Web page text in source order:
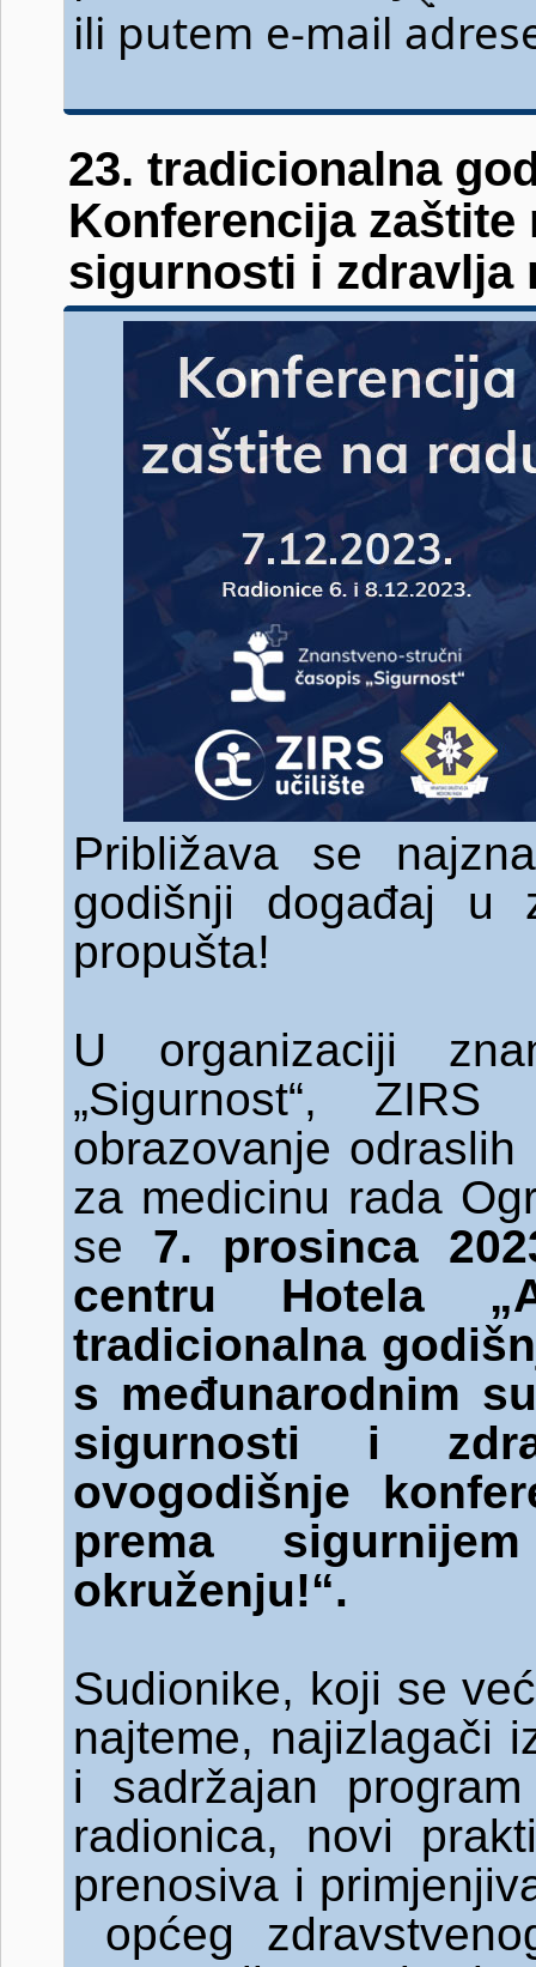
ili putem e-mail
23. tradicionalna
Konferencija zaštite
sigurnosti i zdravlja
Približava se
godišnji događaj
propušta!
U organizaciji
„Sigurnost“,
obrazovanje
za medicinu rada
se 7. prosinca
centru Hotela
tradicionalna
s međunarodnim
sigurnosti i
ovogodišnje
prema
okruženju!“.
Sudionike, koji se
najteme, najizlagači
i sadržajan
radionica, novi
prenosiva i
općeg